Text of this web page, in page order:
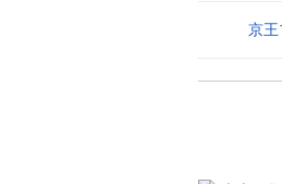
京王